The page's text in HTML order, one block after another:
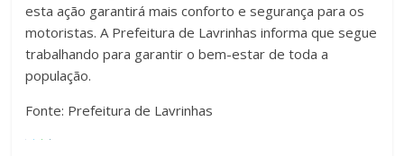
esta ação garantirá mais conforto e segurança para os
motoristas. A Prefeitura de Lavrinhas informa que segue
trabalhando para garantir o bem-estar de toda a
população.
Fonte: Prefeitura de Lavrinhas